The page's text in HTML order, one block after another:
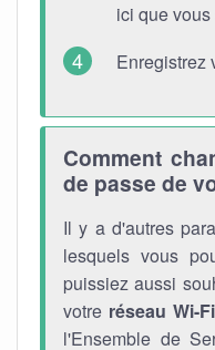
ici que
Enregistrez
Comment
de passe de
Il y a d'autres
lesquels vous
puissiez aussi
votre réseau Wi-Fi
l'Ensemble de